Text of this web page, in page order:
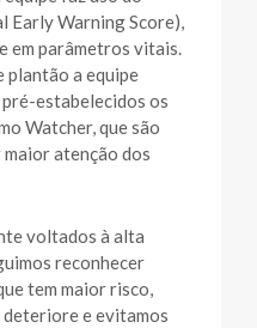
Early Warning Score),
em parâmetros vitais.
plantão a equipe
estabelecidos os
Watcher, que são
maior atenção dos
voltados à alta
reconhecer
tem maior risco,
deteriore e evitamos